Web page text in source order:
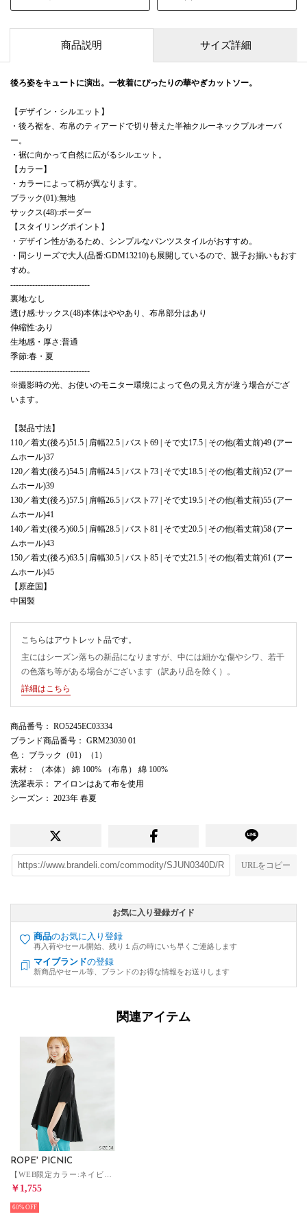
商品説明 サイズ詳細
後ろ姿をキュートに演出。一枚着にぴったりの華やぎカットソー。
【デザイン・シルエット】
・後ろ裾を、布帛のティアードで切り替えた半袖クルーネックプルオーバ
ー。
・裾に向かって自然に広がるシルエット。
【カラー】
・カラーによって柄が異なります。
ブラック(01):無地
サックス(48):ボーダー
【スタイリングポイント】
・デザイン性があるため、シンプルなパンツスタイルがおすすめ。
・同シリーズで大人(品番:GDM13210)も展開しているので、親子お揃いもおす
すめ。
-----------------------------
裏地:なし
透け感:サックス(48)本体はややあり、布帛部分はあり
伸縮性:あり
生地感・厚さ:普通
季節:春・夏
-----------------------------
※撮影時の光、お使いのモニター環境によって色の見え方が違う場合がござ
います。
【製品寸法】
110／着丈(後ろ)51.5 | 肩幅22.5 | バスト69 | そで丈17.5 | その他(着丈前)49 (アー
ムホール)37
120／着丈(後ろ)54.5 | 肩幅24.5 | バスト73 | そで丈18.5 | その他(着丈前)52 (アー
ムホール)39
130／着丈(後ろ)57.5 | 肩幅26.5 | バスト77 | そで丈19.5 | その他(着丈前)55 (アー
ムホール)41
140／着丈(後ろ)60.5 | 肩幅28.5 | バスト81 | そで丈20.5 | その他(着丈前)58 (アー
ムホール)43
150／着丈(後ろ)63.5 | 肩幅30.5 | バスト85 | そで丈21.5 | その他(着丈前)61 (アー
ムホール)45
【原産国】
中国製
こちらはアウトレット品です。
主にはシーズン落ちの新品になりますが、中には細かな傷やシワ、若干
の色落ち等がある場合がございます（訳あり品を除く）。
詳細はこちら
商品番号 ： RO5245EC03334
ブランド商品番号 ： GRM23030 01
色 ： ブラック（01）（1）
素材 ： （本体） 綿 100% （布帛） 綿 100%
洗濯表示 ： アイロンはあて布を使用
シーズン ： 2023年 春夏
URLをコピー
お気に入り登録ガイド
商品のお気に入り登録
再入荷やセール開始、残り１点の時にいち早くご連絡します
マイブランドの登録
新商品やセール等、ブランドのお得な情報をお送りします
関連アイテム
ROPE' PICNIC
￥1,755
60%